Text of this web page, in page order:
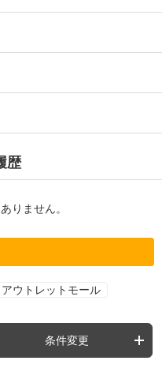
歴
りません。
アウトレットモール
条件変更